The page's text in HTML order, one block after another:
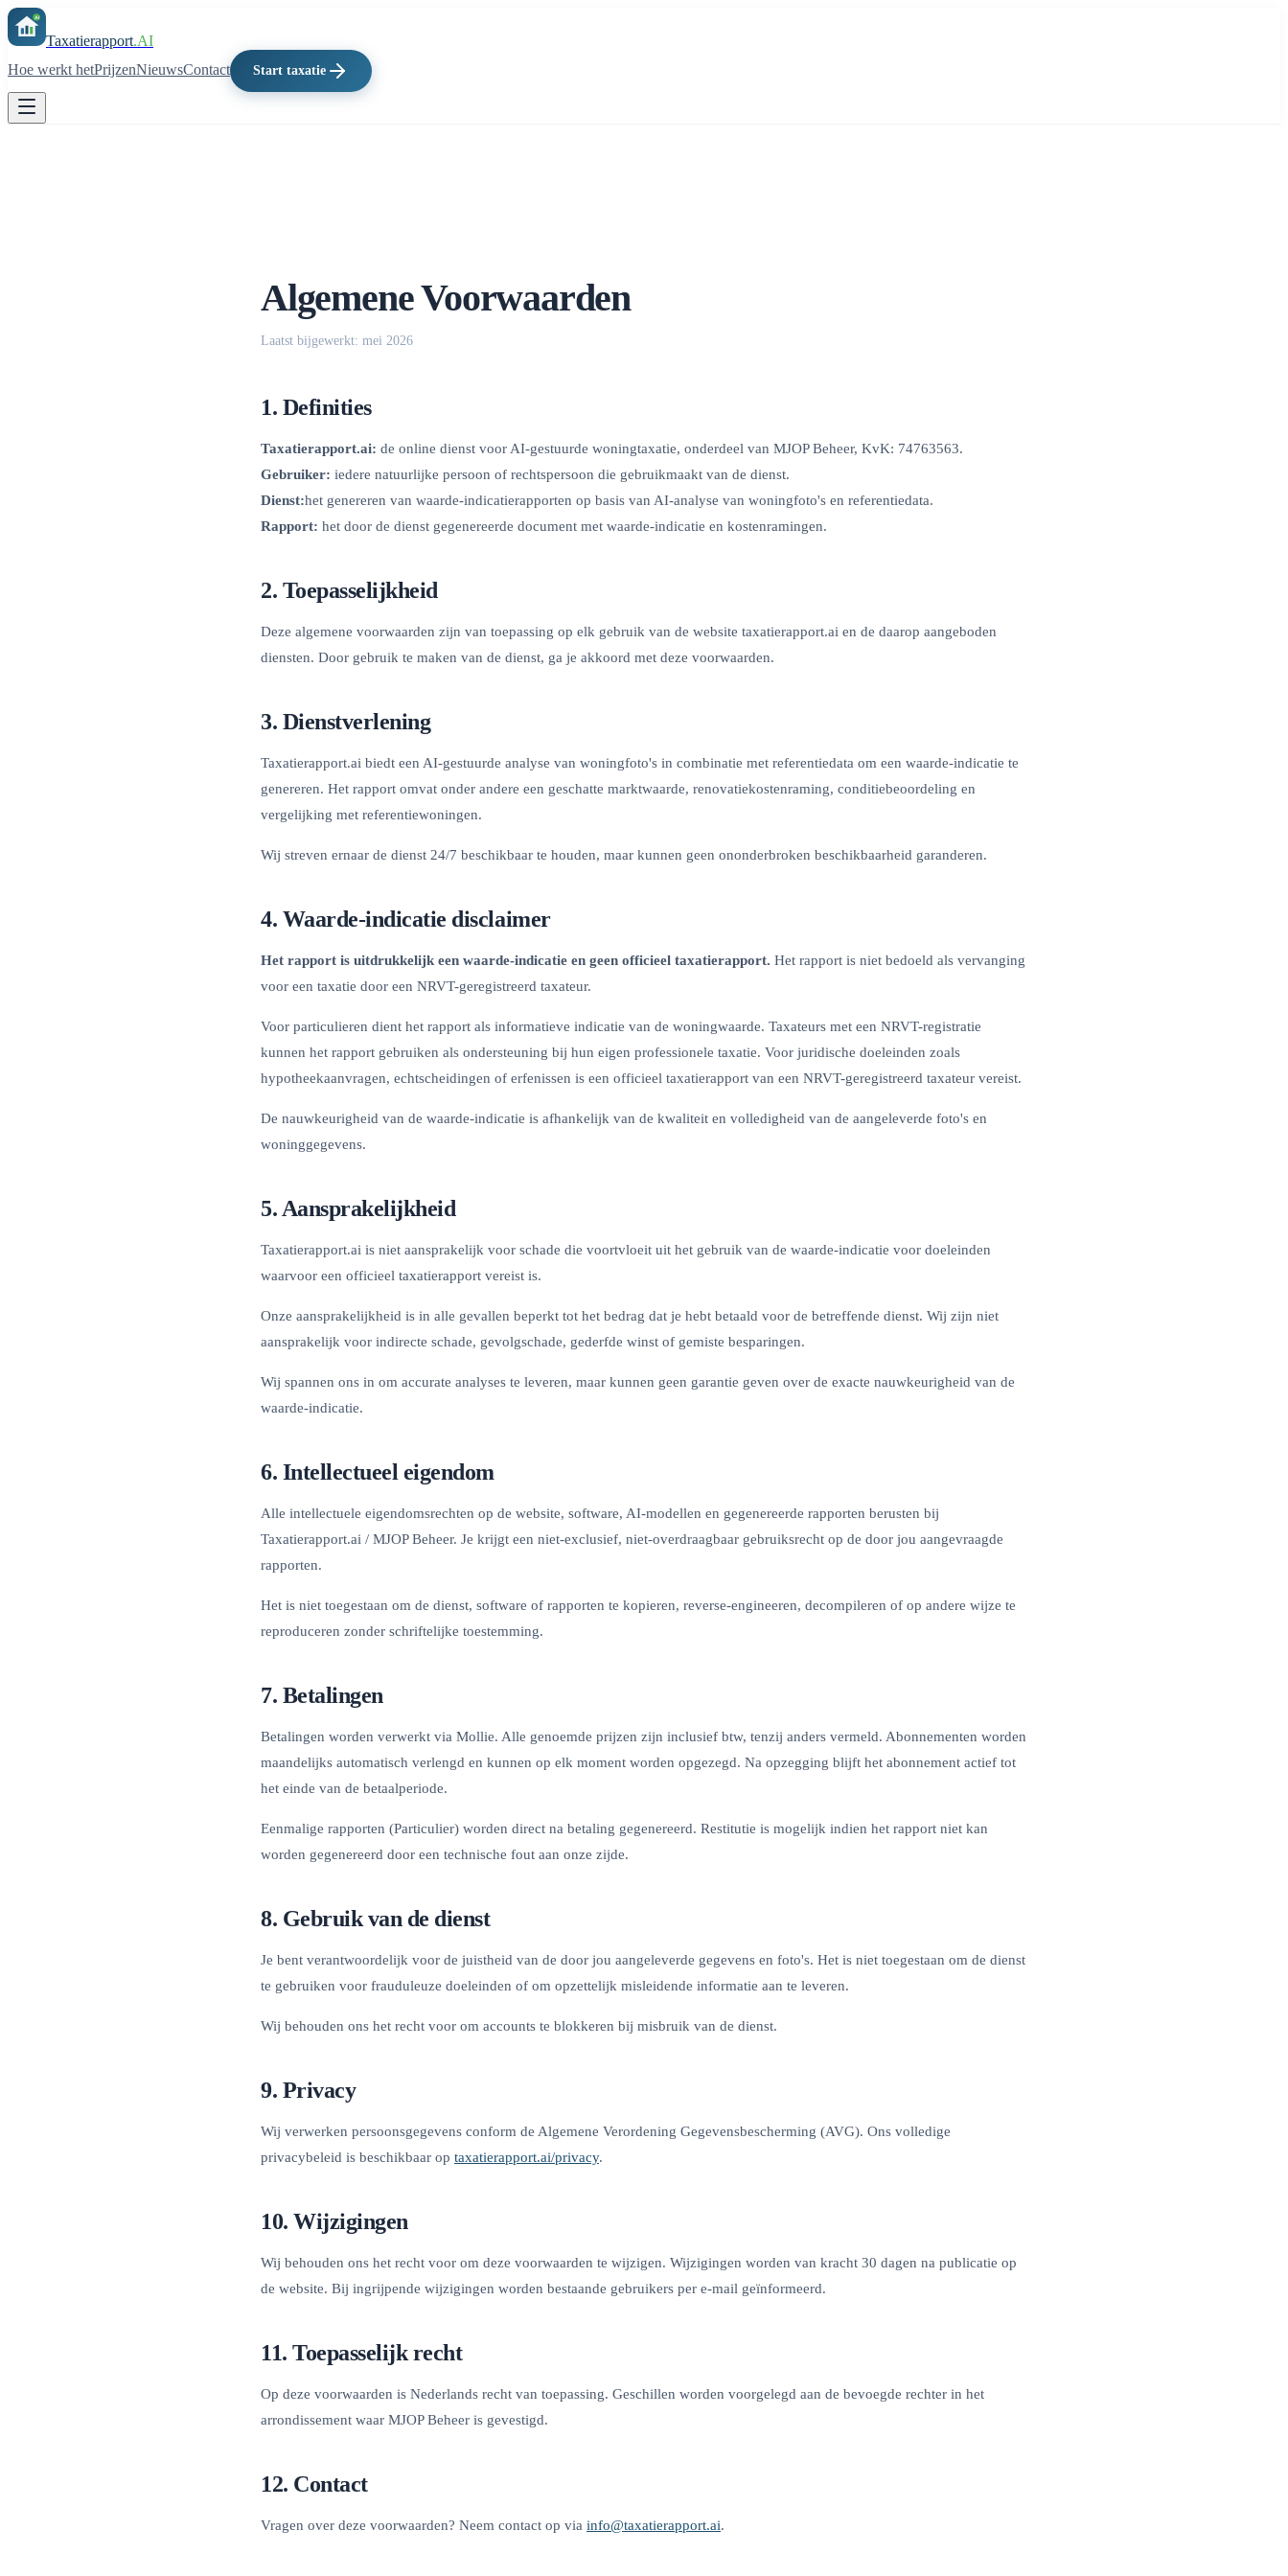
Taxatierapport.AI
Hoe werkt hetPrijzenNieuwsContact Start taxatie
Algemene Voorwaarden
Laatst bijgewerkt: mei 2026
1. Definities
Taxatierapport.ai: de online dienst voor AI-gestuurde woningtaxatie, onderdeel van MJOP Beheer, KvK: 74763563.
Gebruiker: iedere natuurlijke persoon of rechtspersoon die gebruikmaakt van de dienst.
Dienst:het genereren van waarde-indicatierapporten op basis van AI-analyse van woningfoto's en referentiedata.
Rapport: het door de dienst gegenereerde document met waarde-indicatie en kostenramingen.
2. Toepasselijkheid
Deze algemene voorwaarden zijn van toepassing op elk gebruik van de website taxatierapport.ai en de daarop aangeboden
diensten. Door gebruik te maken van de dienst, ga je akkoord met deze voorwaarden.
3. Dienstverlening
Taxatierapport.ai biedt een AI-gestuurde analyse van woningfoto's in combinatie met referentiedata om een waarde-indicatie te
genereren. Het rapport omvat onder andere een geschatte marktwaarde, renovatiekostenraming, conditiebeoordeling en
vergelijking met referentiewoningen.
Wij streven ernaar de dienst 24/7 beschikbaar te houden, maar kunnen geen ononderbroken beschikbaarheid garanderen.
4. Waarde-indicatie disclaimer
Het rapport is uitdrukkelijk een waarde-indicatie en geen officieel taxatierapport. Het rapport is niet bedoeld als vervanging
voor een taxatie door een NRVT-geregistreerd taxateur.
Voor particulieren dient het rapport als informatieve indicatie van de woningwaarde. Taxateurs met een NRVT-registratie
kunnen het rapport gebruiken als ondersteuning bij hun eigen professionele taxatie. Voor juridische doeleinden zoals
hypotheekaanvragen, echtscheidingen of erfenissen is een officieel taxatierapport van een NRVT-geregistreerd taxateur vereist.
De nauwkeurigheid van de waarde-indicatie is afhankelijk van de kwaliteit en volledigheid van de aangeleverde foto's en
woninggegevens.
5. Aansprakelijkheid
Taxatierapport.ai is niet aansprakelijk voor schade die voortvloeit uit het gebruik van de waarde-indicatie voor doeleinden
waarvoor een officieel taxatierapport vereist is.
Onze aansprakelijkheid is in alle gevallen beperkt tot het bedrag dat je hebt betaald voor de betreffende dienst. Wij zijn niet
aansprakelijk voor indirecte schade, gevolgschade, gederfde winst of gemiste besparingen.
Wij spannen ons in om accurate analyses te leveren, maar kunnen geen garantie geven over de exacte nauwkeurigheid van de
waarde-indicatie.
6. Intellectueel eigendom
Alle intellectuele eigendomsrechten op de website, software, AI-modellen en gegenereerde rapporten berusten bij
Taxatierapport.ai / MJOP Beheer. Je krijgt een niet-exclusief, niet-overdraagbaar gebruiksrecht op de door jou aangevraagde
rapporten.
Het is niet toegestaan om de dienst, software of rapporten te kopieren, reverse-engineeren, decompileren of op andere wijze te
reproduceren zonder schriftelijke toestemming.
7. Betalingen
Betalingen worden verwerkt via Mollie. Alle genoemde prijzen zijn inclusief btw, tenzij anders vermeld. Abonnementen worden
maandelijks automatisch verlengd en kunnen op elk moment worden opgezegd. Na opzegging blijft het abonnement actief tot
het einde van de betaalperiode.
Eenmalige rapporten (Particulier) worden direct na betaling gegenereerd. Restitutie is mogelijk indien het rapport niet kan
worden gegenereerd door een technische fout aan onze zijde.
8. Gebruik van de dienst
Je bent verantwoordelijk voor de juistheid van de door jou aangeleverde gegevens en foto's. Het is niet toegestaan om de dienst
te gebruiken voor frauduleuze doeleinden of om opzettelijk misleidende informatie aan te leveren.
Wij behouden ons het recht voor om accounts te blokkeren bij misbruik van de dienst.
9. Privacy
Wij verwerken persoonsgegevens conform de Algemene Verordening Gegevensbescherming (AVG). Ons volledige
privacybeleid is beschikbaar op taxatierapport.ai/privacy.
10. Wijzigingen
Wij behouden ons het recht voor om deze voorwaarden te wijzigen. Wijzigingen worden van kracht 30 dagen na publicatie op
de website. Bij ingrijpende wijzigingen worden bestaande gebruikers per e-mail geïnformeerd.
11. Toepasselijk recht
Op deze voorwaarden is Nederlands recht van toepassing. Geschillen worden voorgelegd aan de bevoegde rechter in het
arrondissement waar MJOP Beheer is gevestigd.
12. Contact
Vragen over deze voorwaarden? Neem contact op via info@taxatierapport.ai.